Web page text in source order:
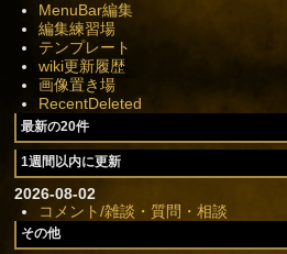
MenuBar編集
編集練習場
テンプレート
wiki更新履歴
画像置き場
RecentDeleted
最新の20件
1週間以内に更新
2026-08-02
コメント/雑談・質問・相談
その他